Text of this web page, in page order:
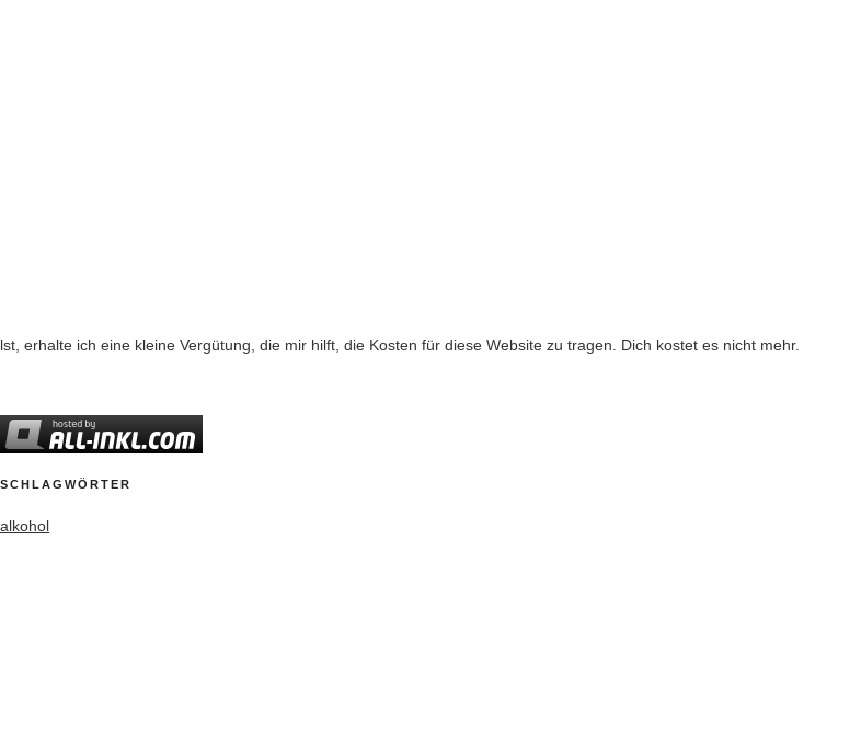
erhalte ich eine kleine Vergütung, die mir hilft, die Kosten für diese Website zu tragen. Dich kostet es nicht mehr.
SCHLAGWÖRTER
alkohol